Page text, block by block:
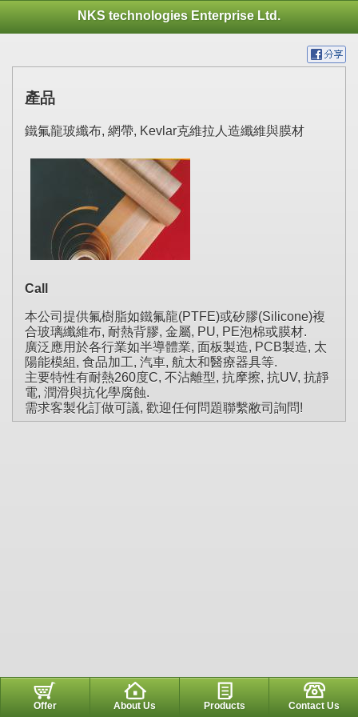
NKS technologies Enterprise Ltd.
產品
鐵氟龍玻纖布, 網帶, Kevlar克維拉人造纖維與膜材
Call
本公司提供氟樹脂如鐵氟龍(PTFE)或矽膠(Silicone)複
合玻璃纖維布, 耐熱背膠, 金屬, PU, PE泡棉或膜材.
廣泛應用於各行業如半導體業, 面板製造, PCB製造, 太
陽能模組, 食品加工, 汽車, 航太和醫療器具等.
主要特性有耐熱260度C, 不沾離型, 抗摩擦, 抗UV, 抗靜
電, 潤滑與抗化學腐蝕.
需求客製化訂做可議, 歡迎任何問題聯繫敝司詢問!
Offer About Us Products Contact Us